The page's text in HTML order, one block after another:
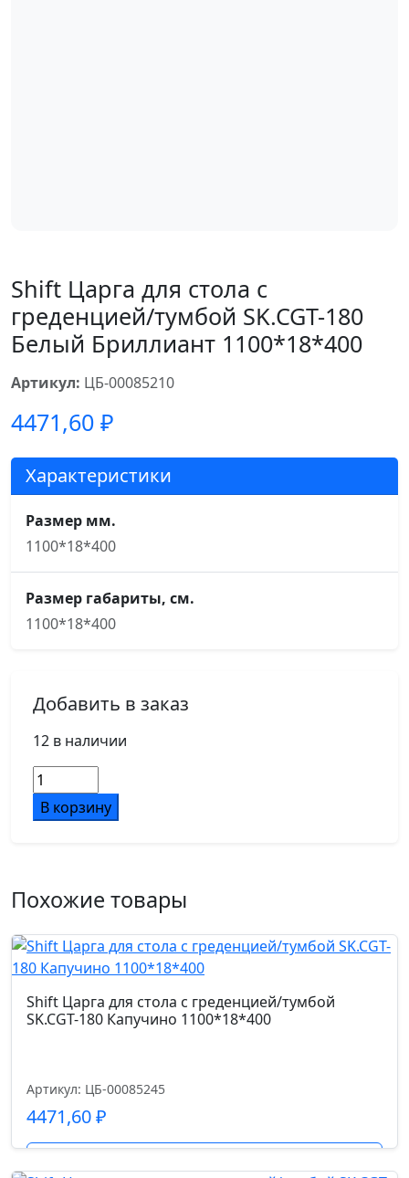
Shift Царга для стола с
греденцией/тумбой SK.CGT-180
Белый Бриллиант 1100*18*400
Артикул: ЦБ-00085210
4471,60 ₽
Характеристики
Размер мм.
1100*18*400
Размер габариты, см.
1100*18*400
Добавить в заказ
12 в наличии
Количество
товара
Shift
с
греденцией/
тумбой
SK.CGT-
180
Белый
В корзину
Похожие товары
Shift Царга для стола с греденцией/тумбой
SK.CGT-180 Капучино 1100*18*400
Артикул: ЦБ-00085245
4471,60₽